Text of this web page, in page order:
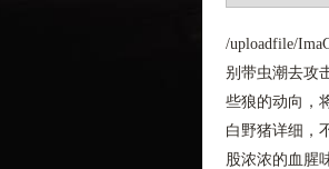
/uploadfile/
别带虫潮去攻
些狼的动向，
白野猪详细，
股浓浓的血腥